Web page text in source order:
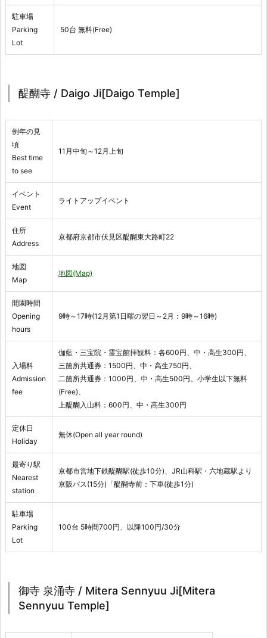
駐車場
Parking
Lot
50台 無料(Free)
醍醐寺 / Daigo Ji[Daigo Temple]
例年の見
頃
Best time
to see
11月中旬～12月上旬
イベント
Event
ライトアップイベント
住所
Address
京都府京都市伏見区醍醐東大路町22
地図
Map
地図(Map)
開園時間
Opening
hours
9時～17時(12月第1日曜の翌日～2月：9時～16時)
入場料
Admission
fee
伽藍・三宝院・霊宝館拝観料：各600円、中・高生300円、
三箇所共通券：1500円、中・高生750円、
二箇所共通券：1000円、中・高生500円。小学生以下無料
(Free)、
上醍醐入山料：600円、中・高生300円
定休日
Holiday
無休(Open all year round)
最寄り駅
Nearest
station
京都市営地下鉄醍醐駅(徒歩10分)、JR山科駅・六地蔵駅より
京阪バス(15分)「醍醐寺前：下車(徒歩1分)
駐車場
Parking
Lot
100台 5時間700円、以降100円/30分
御寺 泉涌寺 / Mitera Sennyuu Ji[Mitera
Sennyuu Temple]